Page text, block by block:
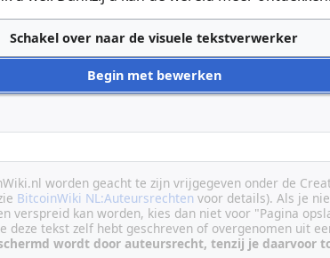
worden geacht te zijn vrijgegeven onder de
BitcoinWiki NL:Auteursrechten voor details). Als je
verspreid kan worden, kies dan niet voor "Pagina
deze tekst zelf hebt geschreven of overgenomen uit
wordt door auteursrecht, tenzij je daarvoor
Schakel over naar de visuele tekstverwerker
Begin met bewerken